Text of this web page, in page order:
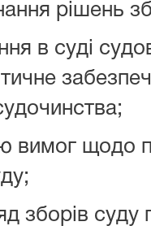
рішень
в суді
вимог щодо
зборів суду